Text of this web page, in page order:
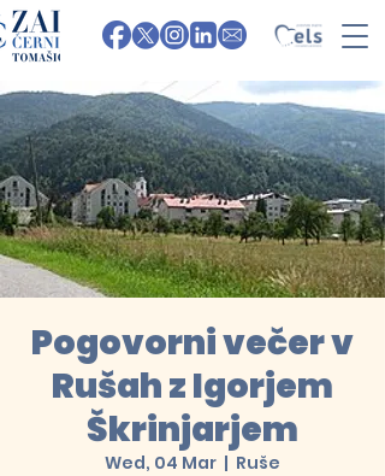
Pogovorni večer v
Rušah z Igorjem
Škrinjarjem
Wed, 04 Mar
  |
Ruše